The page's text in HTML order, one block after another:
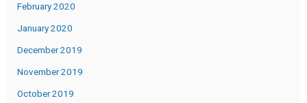
February 2020
January 2020
December 2019
November 2019
October 2019